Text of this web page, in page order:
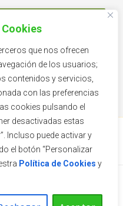
que nos ofrecen
de los usuarios;
contenidos y servicios,
con las preferencias
cookies pulsando el
desactivadas estas
Incluso puede activar y
el botón “Personalizar
Política de Cookies y
de 5L que nous
bySiteOrigin